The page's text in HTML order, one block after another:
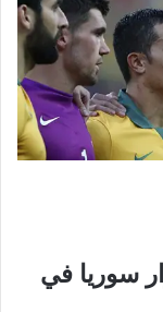
سوريا في